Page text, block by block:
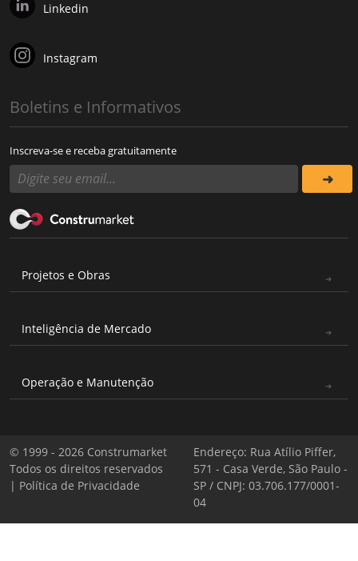
Linkedin
Instagram
Boletins e Informativos
Inscreva-se e receba gratuitamente
Projetos e Obras
Inteligência de Mercado
Operação e Manutenção
© 1999 - 2026 Construmarket
Todos os direitos reservados
| Política de Privacidade
Endereço: Rua Atílio Piffer,
571 - Casa Verde, São Paulo -
SP / CNPJ: 03.706.177/0001-
04